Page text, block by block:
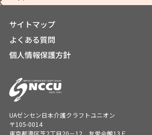
サイトマップ
よくある質問
個人情報保護方針
UAゼンセン日本介護クラフトユニオン
〒105-0014
東京都港区芝2丁目20－12 友愛会館13Ｆ